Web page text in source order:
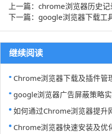
上一篇：chrome浏览器历史
下一篇：google浏览器下载工
继续阅读
Chrome浏览器下载及插件管
google浏览器广告屏蔽策略
如何通过Chrome浏览器提升
Chrome浏览器快速安装及优